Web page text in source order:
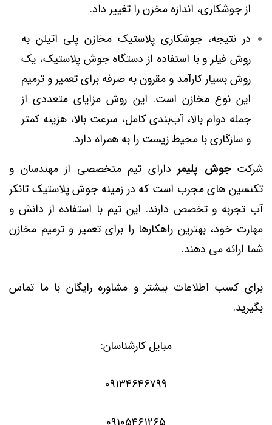
از جوشکاری، اندازه مخزن را تغییر داد.
در نتیجه، جوشکاری پلاستیک مخازن پلی اتیلن به
روش فیلر و با استفاده از دستگاه جوش پلاستیک، یک
روش بسیار کارآمد و مقرون به صرفه برای تعمیر و ترمیم
این نوع مخازن است. این روش مزایای متعددی از
جمله دوام بالا، آب‌بندی کامل، سرعت بالا، هزینه کمتر
و سازگاری با محیط زیست را به همراه دارد.
شرکتجوش پلیمر دارای تیم متخصصی از مهندسان و
تکنسین های مجرب است که در زمینه جوش پلاستیک تانکر
آب تجربه و تخصص دارند. این تیم با استفاده از دانش و
مهارت خود، بهترین راهکارها را برای تعمیر و ترمیم مخازن
شما ارائه می دهند.
برای کسب اطلاعات بیشتر و مشاوره رایگان با ما تماس
بگیرید.
مبایل کارشناسان:
09134646799